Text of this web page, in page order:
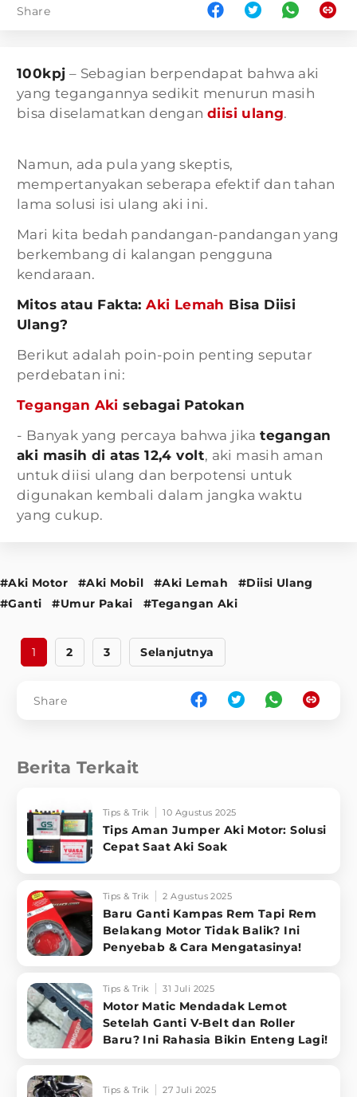
Share
100kpj – Sebagian berpendapat bahwa aki
yang tegangannya sedikit menurun masih
bisa diselamatkan dengan diisi ulang.
Namun, ada pula yang skeptis,
mempertanyakan seberapa efektif dan tahan
lama solusi isi ulang aki ini.
Mari kita bedah pandangan-pandangan yang
berkembang di kalangan pengguna
kendaraan.
Mitos atau Fakta:Aki Lemah Bisa Diisi
Ulang?
Berikut adalah poin-poin penting seputar
perdebatan ini:
Tegangan Aki sebagai Patokan
- Banyak yang percaya bahwa jikategangan
aki masih di atas 12,4 volt, aki masih aman
untuk diisi ulang dan berpotensi untuk
digunakan kembali dalam jangka waktu
yang cukup.
#Aki Motor #Aki Mobil #Aki Lemah
#Diisi Ulang
#Ganti
#Umur Pakai #Tegangan Aki
1 2 3 Selanjutnya
Share
Berita Terkait
Tips & Trik 10 Agustus 2025
Tips Aman Jumper Aki Motor: Solusi
Cepat Saat Aki Soak
Tips & Trik 2 Agustus 2025
Baru Ganti Kampas Rem Tapi Rem
Belakang Motor Tidak Balik? Ini
Penyebab & Cara Mengatasinya!
Tips & Trik 31 Juli 2025
Motor Matic Mendadak Lemot
Setelah Ganti V-Belt dan Roller
Baru? Ini Rahasia Bikin Enteng Lagi!
Tips & Trik 27 Juli 2025